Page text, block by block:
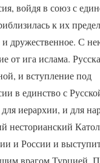
войдя в союз с
к их
дружественное. С
от ига ислама.
и вступление под
в единство с
иерархии, и для
несторианский
и России и
врагом Турцией.